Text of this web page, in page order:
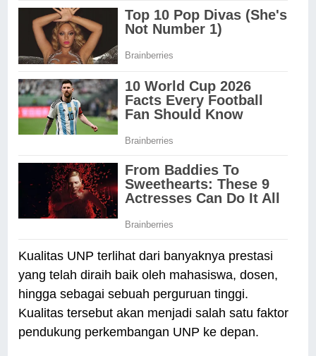
Kualitas UNP terlihat dari banyaknya prestasi
yang telah diraih baik oleh mahasiswa, dosen,
hingga sebagai sebuah perguruan tinggi.
Kualitas tersebut akan menjadi salah satu faktor
pendukung perkembangan UNP ke depan.